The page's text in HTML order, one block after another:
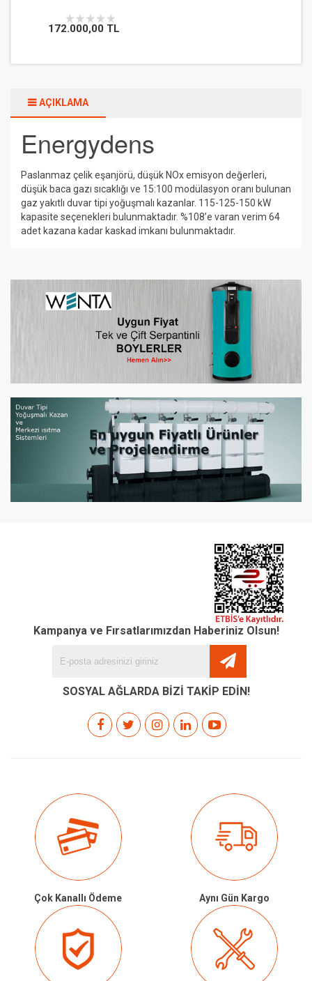
172.000,00 TL
AÇIKLAMA
Energydens
Paslanmaz çelik eşanjörü, düşük NOx emisyon değerleri,
düşük baca gazı sıcaklığı ve 15:100 modülasyon oranı bulunan
gaz yakıtlı duvar tipi yoğuşmalı kazanlar. 115-125-150 kW
kapasite seçenekleri bulunmaktadır. %108’e varan verim 64
adet kazana kadar kaskad imkanı bulunmaktadır.
Kampanya ve Fırsatlarımızdan Haberiniz Olsun!
SOSYAL AĞLARDA BİZİ TAKİP EDİN!
Çok Kanallı Ödeme Aynı Gün Kargo